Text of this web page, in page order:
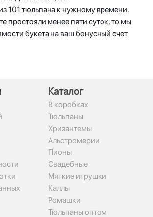
101 тюльпана к нужному времени.
простояли менее пяти суток, то мы
букета на ваш бонусный счет
Каталог
В коробках
Тюльпаны
Хризантемы
Альстромерии
Пионы
Свадебные
Мягкие игрушки
Каллы
Ромашки
Тюльпаны оптом